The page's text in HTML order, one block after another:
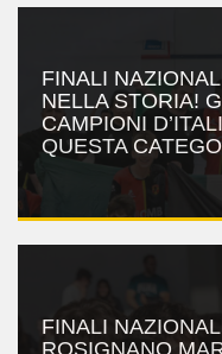
FINALI
NELLA STORIA!
CAMPIONI
QUESTA
FINALI